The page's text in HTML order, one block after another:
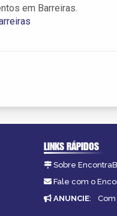
em Barreiras.
LINKS RÁPIDOS
Sobre
Fale com o
ANUNCIE: